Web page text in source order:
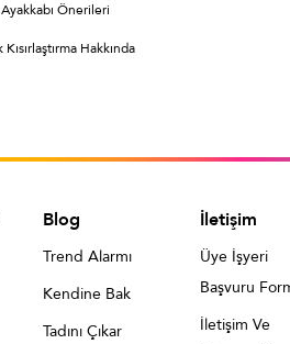
Önerileri
Hakkında
Blog
Trend Alarmı
Kendine Bak
Tadını Çıkar
İletişim
Üye İşyeri
Başvuru
İletişim Ve